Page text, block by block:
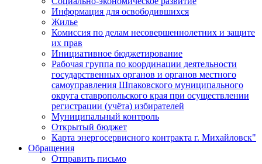
Информация для освободившихся
Жилье
Комиссия по делам несовершеннолетних и защите
их прав
Инициативное бюджетирование
Рабочая группа по координации деятельности
государственных органов и органов местного
самоуправления Шпаковского муниципального
округа ставропольского края при осуществлении
регистрации (учёта) избирателей
Муниципальный контроль
Открытый бюджет
Карта энергосервисного контракта г. Михайловск"
Обращения
Отправить письмо